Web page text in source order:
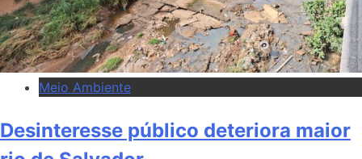
Meio Ambiente
Desinteresse público deteriora maior